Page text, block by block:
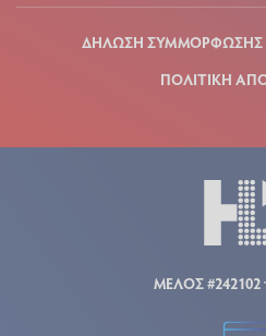
ΔΗΛΩΣΗ ΣΥΜΜΟΡΦΩΣΗΣ
ΠΟΛΙΤΙΚΗ
ΜΕΛΟΣ